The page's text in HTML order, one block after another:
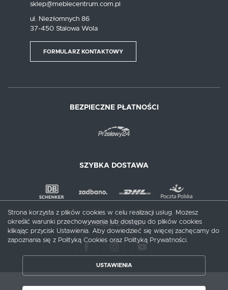
sklep@meblecentrum.com.pl
ul. Niezłomnych 86
37-450 Stalowa Wola
FORMULARZ KONTAKTOWY
BEZPIECZNE PŁATNOŚCI
SZYBKA DOSTAWA
DOŁĄCZ DO NAS
Strona korzysta z plików cookies w celu realizacji usług. Możesz
określić warunki przechowywania lub dostępu do plików cookies
klikając przycisk Ustawienia. Aby dowiedzieć się więcej zachęcamy do
zapoznania się z Polityką Cookies oraz Polityką Prywatności.
USTAWIENIA
ZAPISZ WYBRANE